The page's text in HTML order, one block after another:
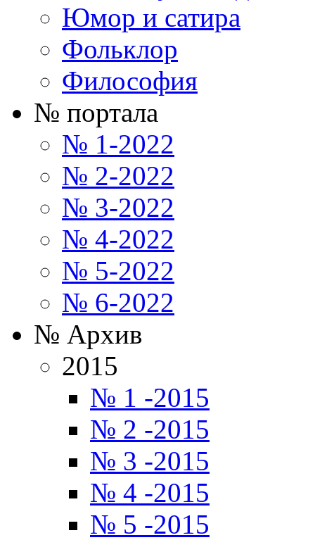
Юмор и сатира
Фольклор
Философия
№ портала
№ 1-2022
№ 2-2022
№ 3-2022
№ 4-2022
№ 5-2022
№ 6-2022
№ Архив
2015
№ 1 -2015
№ 2 -2015
№ 3 -2015
№ 4 -2015
№ 5 -2015